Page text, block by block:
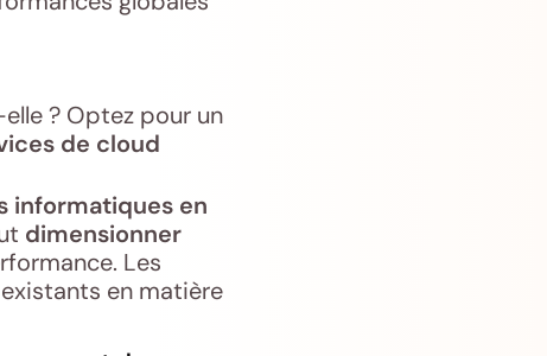
? Optez pour un
de cloud
informatiques en
dimensionner
Les
en matière